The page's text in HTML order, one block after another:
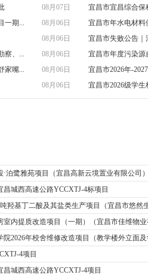
08月07日
一期...
08月06日
08月06日
察、...
08月06日
家嘴...
08月06日
08月06日
宜昌市宜昌综合保
宜昌市年水电材
宜昌市失败公告｜
宜昌市年度污染源
宜昌市2026年-
宜昌市2026级学
·泊鹭雅苑项目（宜昌高新云境置业有限公司
城西高速公路YCCXTJ-4标项目
羟基丁二酸及其盐类生产项目（宜昌市悠然
室内提质改造项目（一期）（宜昌市佳维物
院2026年校舍维修改造项目（教学楼外立面
4项目
城西高速公路YCCXTJ-4项目